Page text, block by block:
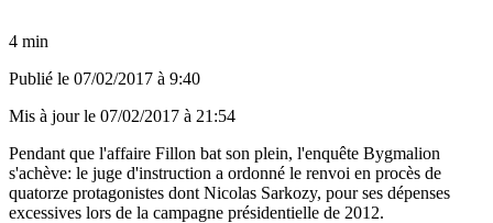
4 min
Publié le 07/02/2017 à 9:40
Mis à jour le 07/02/2017 à 21:54
Pendant que l'affaire Fillon bat son plein, l'enquête Bygmalion
s'achève: le juge d'instruction a ordonné le renvoi en procès de
quatorze protagonistes dont Nicolas Sarkozy, pour ses dépenses
excessives lors de la campagne présidentielle de 2012.